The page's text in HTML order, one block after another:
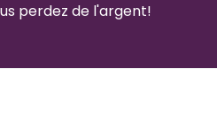
perdez de l'argent!